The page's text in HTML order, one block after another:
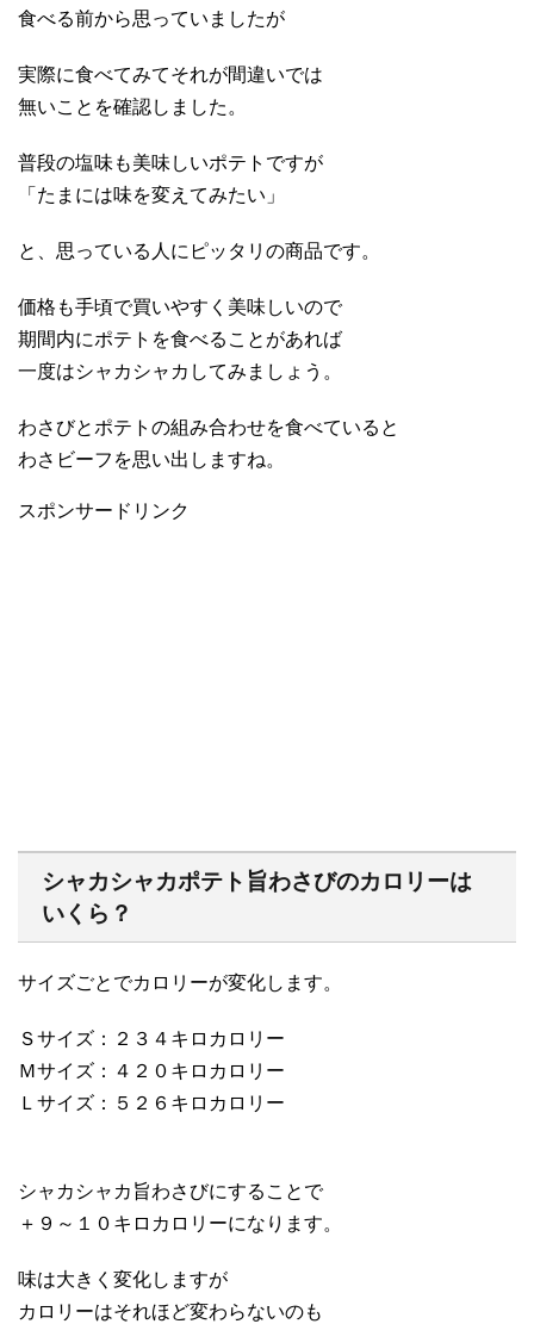
食べる前から思っていましたが
実際に食べてみてそれが間違いでは
無いことを確認しました。
普段の塩味も美味しいポテトですが
「たまには味を変えてみたい」
と、思っている人にピッタリの商品です。
価格も手頃で買いやすく美味しいので
期間内にポテトを食べることがあれば
一度はシャカシャカしてみましょう。
わさびとポテトの組み合わせを食べていると
わさビーフを思い出しますね。
スポンサードリンク
シャカシャカポテト旨わさびのカロリーは
いくら？
サイズごとでカロリーが変化します。
Ｓサイズ：２３４キロカロリー
Ｍサイズ：４２０キロカロリー
Ｌサイズ：５２６キロカロリー
シャカシャカ旨わさびにすることで
＋９～１０キロカロリーになります。
味は大きく変化しますが
カロリーはそれほど変わらないのも